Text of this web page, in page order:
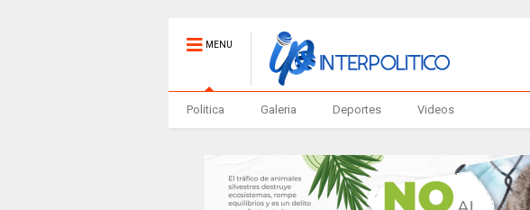
MENU
Politica Galeria Deportes Videos